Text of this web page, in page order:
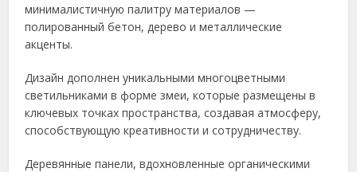
минималистичную палитру материалов —
полированный бетон, дерево и металлические
акценты.
Дизайн дополнен уникальными многоцветными
светильниками в форме змеи, которые размещены в
ключевых точках пространства, создавая атмосферу,
способствующую креативности и сотрудничеству.
Деревянные панели, вдохновленные органическими